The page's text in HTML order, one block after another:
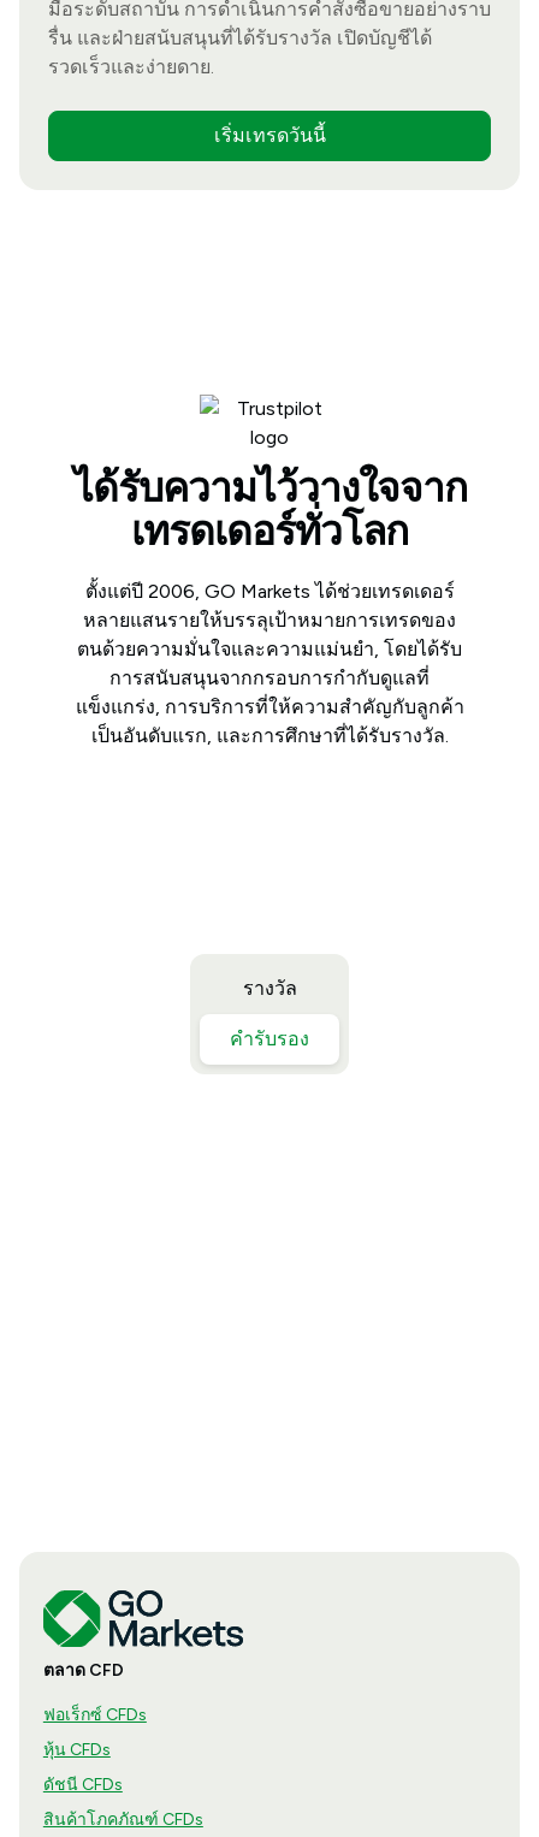
มือระดับสถาบัน การดำเนินการคำสั่งซื้อขายอย่างราบ
รื่น และฝ่ายสนับสนุนที่ได้รับรางวัล เปิดบัญชีได้
รวดเร็วและง่ายดาย.
เริ่มเทรดวันนี้
ได้รับความไว้วางใจจาก
เทรดเดอร์ทั่วโลก
ตั้งแต่ปี 2006, GO Markets ได้ช่วยเทรดเดอร์
หลายแสนรายให้บรรลุเป้าหมายการเทรดของ
ตนด้วยความมั่นใจและความแม่นยำ, โดยได้รับ
การสนับสนุนจากกรอบการกำกับดูแลที่
แข็งแกร่ง, การบริการที่ให้ความสำคัญกับลูกค้า
เป็นอันดับแรก, และการศึกษาที่ได้รับรางวัล.
รางวัล
คำรับรอง
ตลาด CFD
ฟอเร็กซ์ CFDs
หุ้น CFDs
ดัชนี CFDs
สินค้าโภคภัณฑ์ CFDs